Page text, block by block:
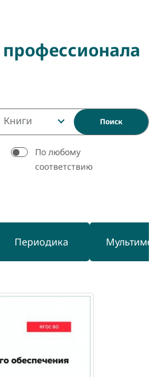
Книги Поиск
По любому
соответствию
Периодика